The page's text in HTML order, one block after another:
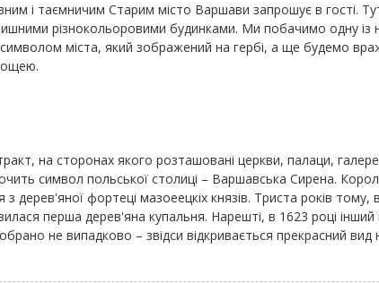
і таємничим Старим місто Варшави запрошує в гості.
різнокольоровими будинками. Ми побачимо одну із
міста, який зображений на гербі, а ще будемо
на сторонах якого розташовані церкви, палаци,
символ польської столиці – Варшавська Сирена.
з дерев'яної фортеці мазоеецкіх князів. Триста років
перша дерев'яна купальня. Нарешті, в 1623 році
не випадково – звідси відкривається прекрасний вид